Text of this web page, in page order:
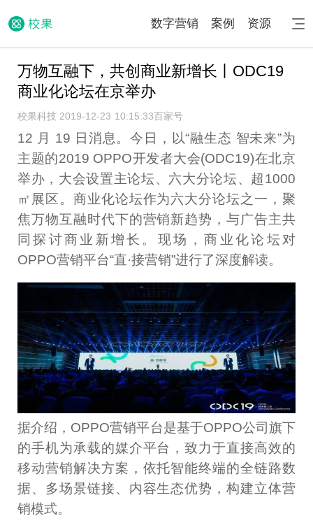
数字营销 案例 资源
万物互融下，共创商业新增长丨ODC19
商业化论坛在京举办
校果科技 2019-12-23 10:15:33百家号
12 月 19 日消息。今日，以“融生态 智未来”为
主题的2019 OPPO开发者大会(ODC19)在北京
举办，大会设置主论坛、六大分论坛、超1000
㎡展区。商业化论坛作为六大分论坛之一，聚
焦万物互融时代下的营销新趋势，与广告主共
同探讨商业新增长。现场，商业化论坛对
OPPO营销平台“直·接营销”进行了深度解读。
据介绍，OPPO营销平台是基于OPPO公司旗下
的手机为承载的媒介平台，致力于直接高效的
移动营销解决方案，依托智能终端的全链路数
据、多场景链接、内容生态优势，构建立体营
销模式。